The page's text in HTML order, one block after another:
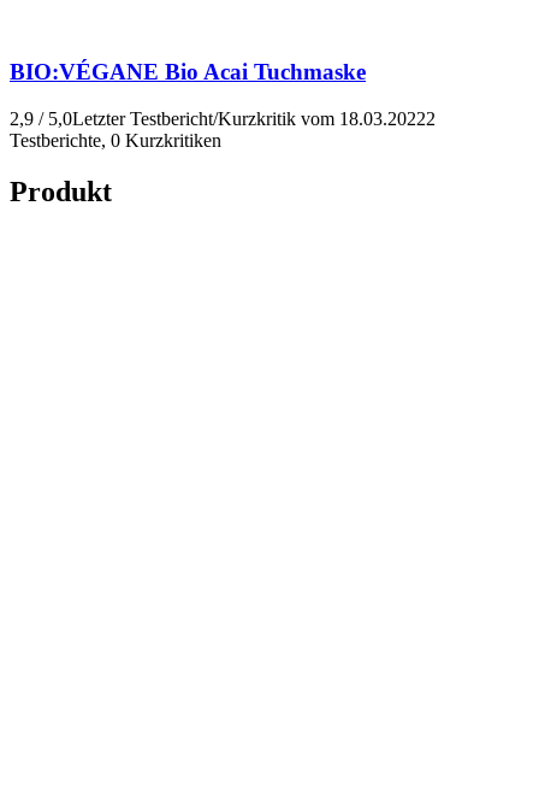
BIO:VÉGANE Bio Acai Tuchmaske
2,9 / 5,0Letzter Testbericht/Kurzkritik vom 18.03.20222
Testberichte, 0 Kurzkritiken
Produkt